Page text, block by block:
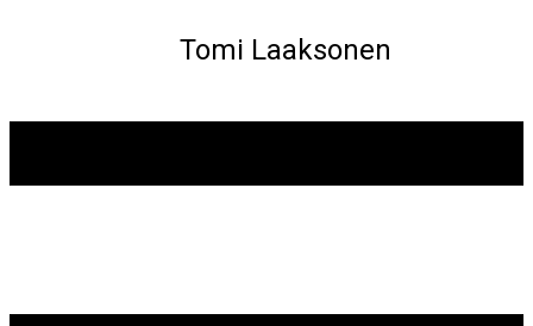
Tomi Laaksonen